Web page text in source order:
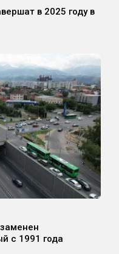
в 2025 году в
с 1991 года